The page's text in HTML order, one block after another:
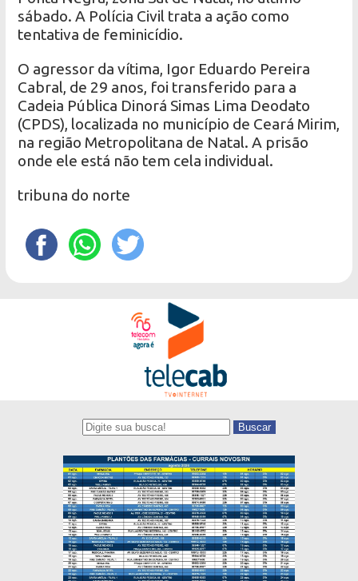
sábado. A Polícia Civil trata a ação como
tentativa de feminicídio.
O agressor da vítima, Igor Eduardo Pereira
Cabral, de 29 anos, foi transferido para a
Cadeia Pública Dinorá Simas Lima Deodato
(CPDS), localizada no município de Ceará Mirim,
na região Metropolitana de Natal. A prisão
onde ele está não tem cela individual.
tribuna do norte
Buscar